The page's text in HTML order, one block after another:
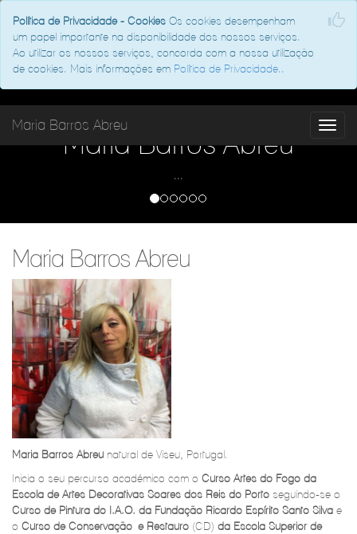
Política de Privacidade - Cookies Os cookies desempenham
um papel importante na disponibilidade dos nossos serviços.
Ao utilizar os nossos serviços, concorda com a nossa utilização
de cookies. Mais informações em Política de Privacidade..
Maria Barros Abreu
Maria Barros Abreu
Maria Barros Abreu
Maria Barros Abreu natural de Viseu, Portugal.
Inicia o seu percurso académico com o Curso Artes do Fogo da
Escola de Artes Decorativas Soares dos Reis do Porto seguindo-se o
Curso de Pintura do I.A.O. da Fundação Ricardo Espírito Santo Silva e
o Curso de Conservação e Restauro (CD) da Escola Superior de